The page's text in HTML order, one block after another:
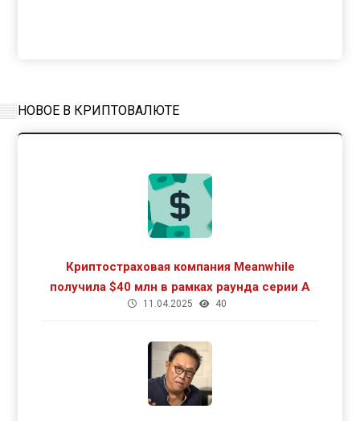
НОВОЕ В КРИПТОВАЛЮТЕ
Криптостраховая компания Meanwhile
получила $40 млн в рамках раунда серии А
11.04.2025 40